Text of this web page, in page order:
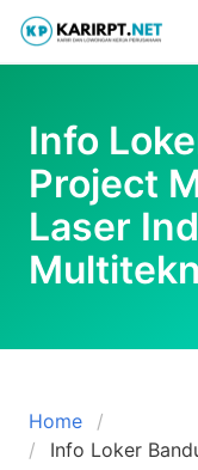
Skip
content
Info
Project
Laser
Home
Info Loker